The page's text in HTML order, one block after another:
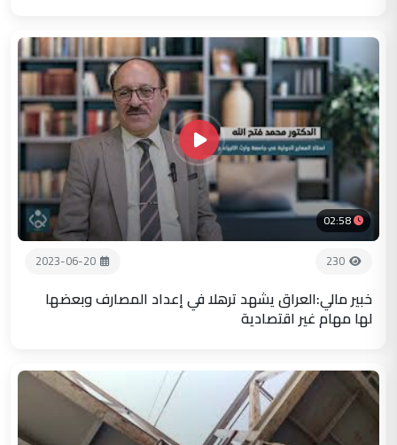
02:58
230
2023-06-20
خبير مالي:العراق يشهد ترهلا في إعداد المصارف وبعضها
لها مهام غير اقتصادية